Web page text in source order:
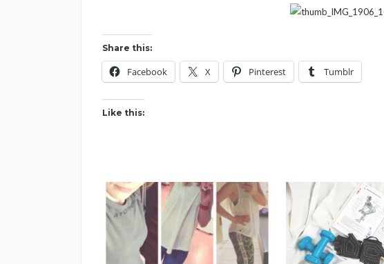
Share this:
Facebook X Pinterest Tumblr
Like this: